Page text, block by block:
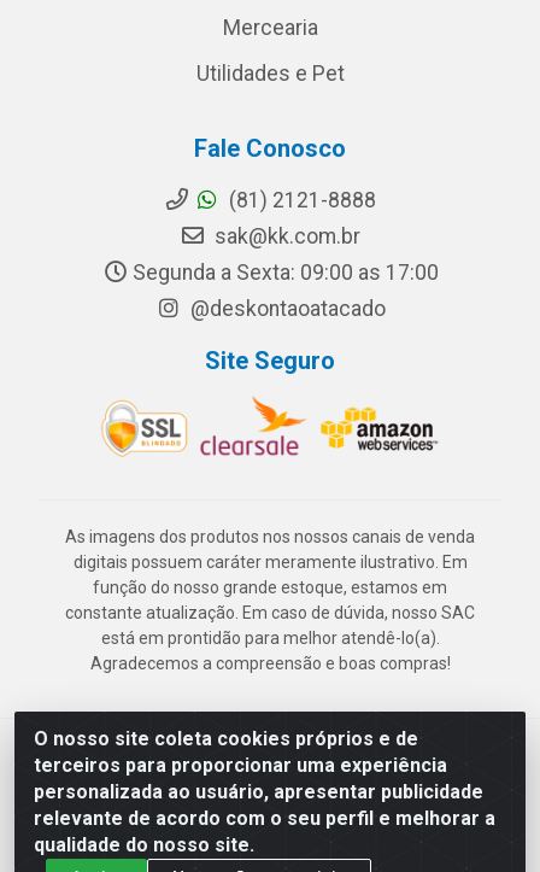
O nosso site coleta cookies próprios e de
terceiros para proporcionar uma experiência
personalizada ao usuário, apresentar publicidade
relevante de acordo com o seu perfil e melhorar a
qualidade do nosso site.
Mercearia
Utilidades e Pet
Fale Conosco
(81) 2121-8888
sak@kk.com.br
Segunda a Sexta: 09:00 as 17:00
@deskontaoatacado
Site Seguro
As imagens dos produtos nos nossos canais de venda
digitais possuem caráter meramente ilustrativo. Em
função do nosso grande estoque, estamos em
constante atualização. Em caso de dúvida, nosso SAC
está em prontidão para melhor atendê-lo(a).
Agradecemos a compreensão e boas compras!
Deskontão Atacado - Av. Marechal Mascarenhas de Morais, 2471 -
Imbiribeira - Recife/PE - CEP 51.150-001 - CNPJ 24.150.377/0003-
57